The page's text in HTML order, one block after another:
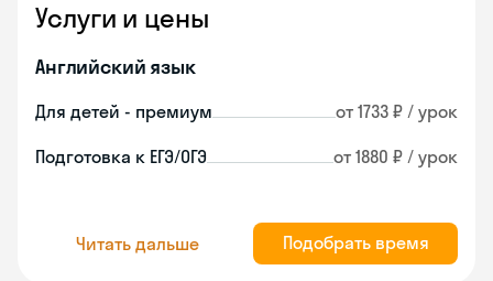
Услуги и цены
Английский язык
Для детей - премиум от 1733 ₽ / урок
Подготовка к ЕГЭ/ОГЭ от 1880 ₽ / урок
Читать дальше Подобрать время